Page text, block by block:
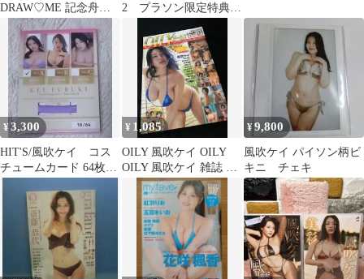
DRAW♡ME 記念舟券
２枚セット
2 プラソン限定特典カ
ラーコンプ81
種/HIT'S トレカ コ
ンプリートセット
¥3,300
HIT'S/風吹ケイ コス
チュームカード 64枚限
¥ 1,085
OILY 風吹ケイ OILY
OILY 風吹ケイ 雑誌 グ
ラビア
¥9,800
風吹ケイ パイソン柄ビ
キニ チェキ